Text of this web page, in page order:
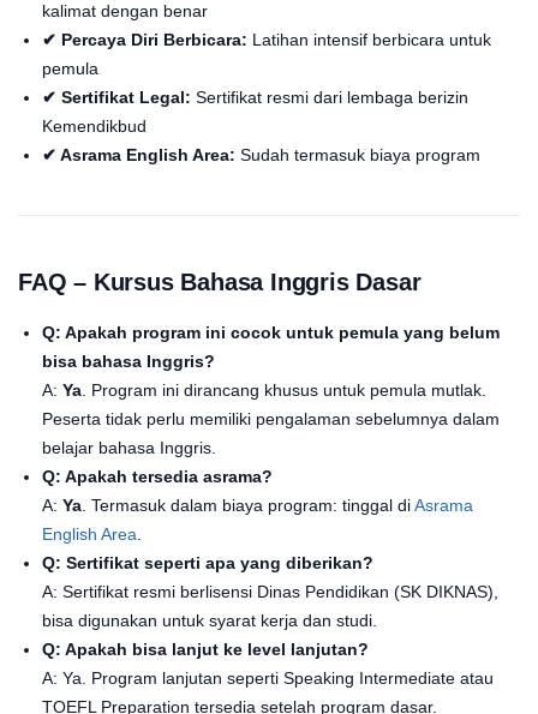
kalimat dengan benar
✔ Percaya Diri Berbicara: Latihan intensif berbicara untuk
pemula
✔ Sertifikat Legal: Sertifikat resmi dari lembaga berizin
Kemendikbud
✔ Asrama English Area: Sudah termasuk biaya program
FAQ – Kursus Bahasa Inggris Dasar
Q: Apakah program ini cocok untuk pemula yang belum
bisa bahasa Inggris?
A: Ya . Program ini dirancang khusus untuk pemula mutlak.
Peserta tidak perlu memiliki pengalaman sebelumnya dalam
belajar bahasa Inggris.
Q: Apakah tersedia asrama?
A: Ya . Termasuk dalam biaya program: tinggal diAsrama
English Area
Q: Sertifikat seperti apa yang diberikan?
A: Sertifikat resmi berlisensi Dinas Pendidikan (SK DIKNAS),
bisa digunakan untuk syarat kerja dan studi.
Q: Apakah bisa lanjut ke level lanjutan?
A: Ya. Program lanjutan seperti Speaking Intermediate atau
TOEFL Preparation tersedia setelah program dasar.